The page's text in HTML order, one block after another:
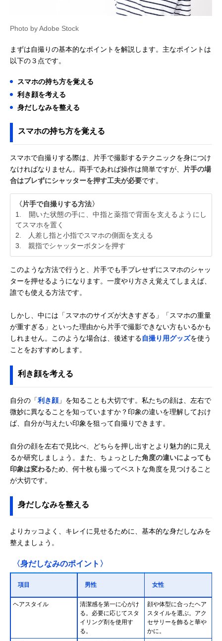
Photo by Adobe Stock
まずは自撮りの基本的なポイントを解説します。主なポイントは
以下の３点です。
スマホの持ち方を覚える
利き顔を考える
身だしなみを整える
スマホの持ち方を覚える
スマホで自撮りする際は、片手で撮影するテクニックを身につけ
なければなりません。両手であれば操作は簡単ですが、
片手の場
合はブレずにシャッターを押す工夫が必要です。
〈片手で自撮りする方法〉
1. 開いた状態の手に、中指と薬指で背面を支えるようにし
てスマホを置く
2. 人差し指と小指でスマホの側面を支える
3. 親指でシャッターボタンを押す
このような方法で行うと、片手でも手ブレせずにスマホのシャッ
ターを押せるようになります。一度やり方さえ覚えてしまえば、
誰でも使える方法です。
しかし、中には「スマホのサイズが大きすぎる」「スマホの重量
が重すぎる」といった理由から片手で撮影できない方もいるかも
しれません。このような場合は、後述する自撮り用グッズを使う
ことをおすすめします。
利き顔を考える
自分の「利き顔」を知ることも大切です。私たちの顔は、左右で
微妙に異なることを知っていますか？印象の違いを理解しておけ
ば、自分が与えたい印象を狙って自撮りできます。
自分の顔を左右で見比べ、どちらを押し出すとより魅力的に見え
るか研究しましょう。また、ちょっとした角度の違いによっても
印象は変わるため、何十枚も撮ってベストな角度を見つけること
が大切です。
身だしなみを整える
よりカッコよく、キレイに見せるために、基本的な身だしなみを
整えましょう。
〈身だしなみのポイント〉
項目 男性 女性
ヘアスタイル
清潔感を第一に心がけ
る。必要に応じてスタ
イリング剤を使用す
る。
顔や体型に合ったヘア
スタイルを選ぶ。アク
セサリーを飾ると華や
かに。